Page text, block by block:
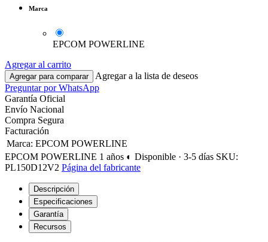
Marca
EPCOM POWERLINE
Agregar al carrito
Agregar para comparar
Agregar a la lista de deseos
Preguntar por WhatsApp
Garantía Oficial
Envío Nacional
Compra Segura
Facturación
Marca: EPCOM POWERLINE
EPCOM POWERLINE 1 años ◐ Disponible · 3-5 días SKU:
PL150D12V2 Página del fabricante
Descripción
Especificaciones
Garantía
Recursos